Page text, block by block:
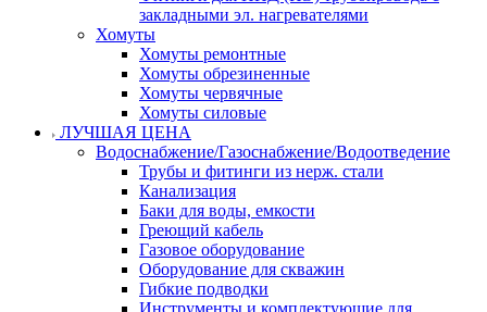
закладными эл. нагревателями
Хомуты
Хомуты ремонтные
Хомуты обрезиненные
Хомуты червячные
Хомуты силовые
ЛУЧШАЯ ЦЕНА
Водоснабжение/Газоснабжение/Водоотведение
Трубы и фитинги из нерж. стали
Канализация
Баки для воды, емкости
Греющий кабель
Газовое оборудование
Оборудование для скважин
Гибкие подводки
Инструменты и комплектующие для